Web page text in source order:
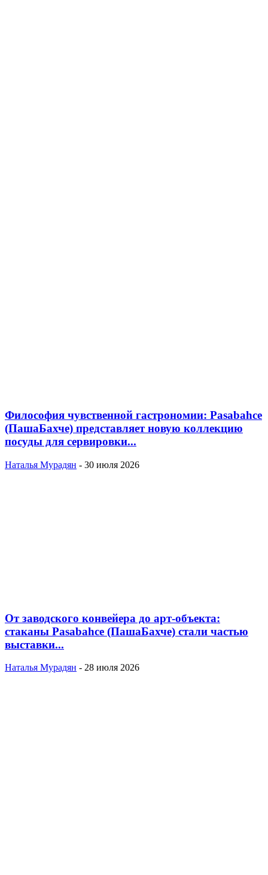
Философия чувственной гастрономии: Pasabahce
(ПашаБахче) представляет новую коллекцию
посуды для сервировки...
Наталья Мурадян - 30 июля 2026
От заводского конвейера до арт-объекта:
стаканы Pasabahce (ПашаБахче) стали частью
выставки...
Наталья Мурадян - 28 июля 2026